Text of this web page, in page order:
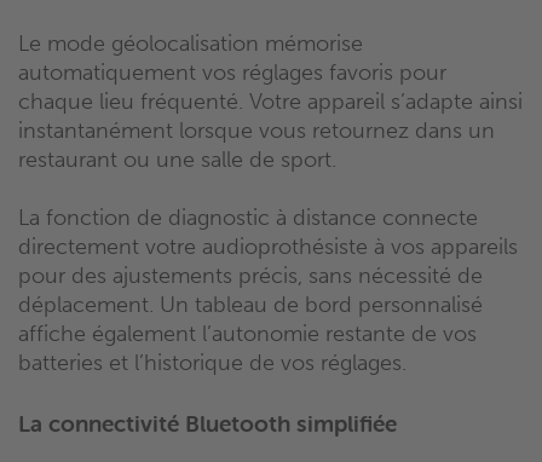
Le mode géolocalisation mémorise
automatiquement vos réglages favoris pour
chaque lieu fréquenté. Votre appareil s’adapte ainsi
instantanément lorsque vous retournez dans un
restaurant ou une salle de sport.
La fonction de diagnostic à distance connecte
directement votre audioprothésiste à vos appareils
pour des ajustements précis, sans nécessité de
déplacement. Un tableau de bord personnalisé
affiche également l’autonomie restante de vos
batteries et l’historique de vos réglages.
La connectivité Bluetooth simplifiée